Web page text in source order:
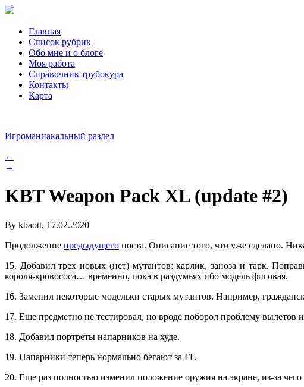
Главная
Список рубрик
Обо мне и о блоге
Моя работа
Справочник трубокура
Контакты
Карта
Игроманиакальный раздел
←
→
KBT Weapon Pack XL (update #2)
By kbaott, 17.02.2020
Продолжение предыдущего поста. Описание того, что уже сделано.
15. Добавил трех новых (нет) мутантов: карлик, заноза и тарк.
короля-кровососа… временно, пока в раздумьях ибо модель фиговая.
16. Заменил некоторые модельки старых мутантов. Например,
17. Еще предметно не тестировал, но вроде поборол проблему
18. Добавил портреты напарников на худе.
19. Напарники теперь нормально бегают за ГГ.
20. Еще раз полностью изменил положение оружия на экране, из-за